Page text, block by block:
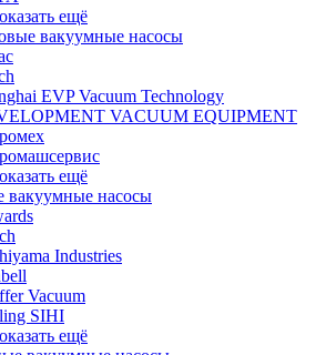
ещё
вакуумные насосы
EVP Vacuum Technology
VACUUM EQUIPMENT
ещё
вакуумные насосы
Industries
Vacuum
SIHI
ещё